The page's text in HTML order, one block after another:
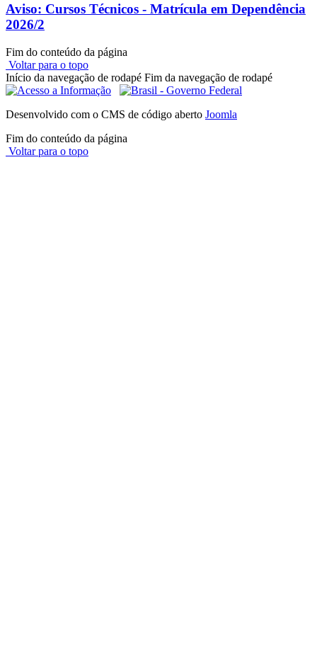
Aviso: Cursos Técnicos - Matrícula em Dependência
2026/2
Fim do conteúdo da página
Voltar para o topo
Início da navegação de rodapé Fim da navegação de rodapé
Desenvolvido com o CMS de código aberto Joomla
Fim do conteúdo da página
Voltar para o topo